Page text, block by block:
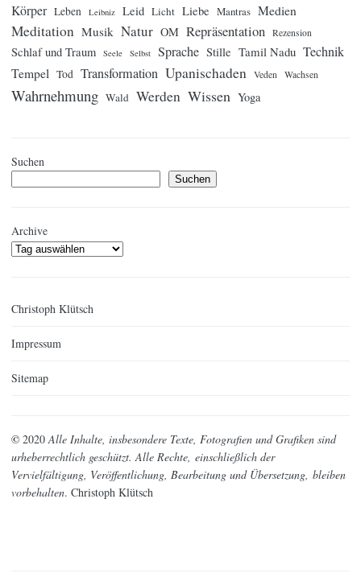
Körper Leben Leibniz Leid Licht Liebe Mantras Medien
Meditation Musik Natur OM Repräsentation Rezension
Schlaf und Traum Seele Selbst Sprache Stille Tamil Nadu Technik
Tempel Tod Transformation Upanischaden Veden Wachsen
Wahrnehmung Wald Werden Wissen Yoga
Suchen
Suchen
Archive
Christoph Klütsch
Impressum
Sitemap
© 2020Alle Inhalte, insbesondere Texte, Fotografien und Grafiken sind
urheberrechtlich geschützt. Alle Rechte, einschließlich der
Vervielfältigung, Veröffentlichung, Bearbeitung und Übersetzung, bleiben
vorbehalten. Christoph Klütsch